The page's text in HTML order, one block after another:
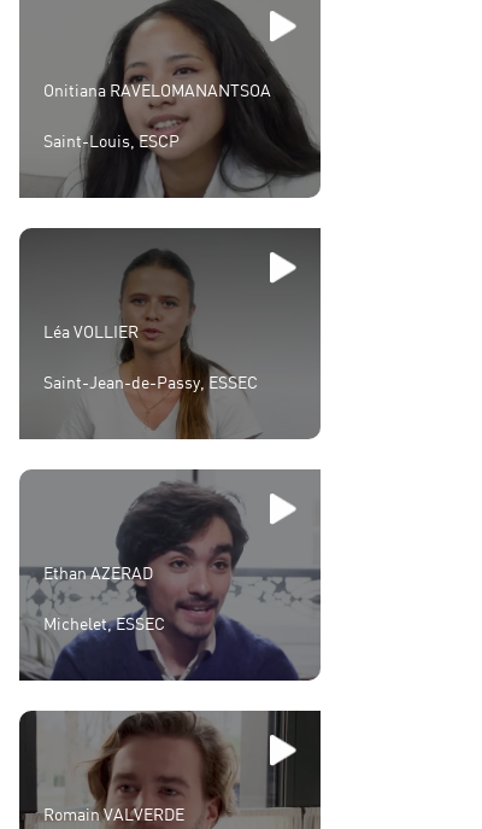
Onitiana RAVELOMANANTSOA
Saint-Louis, ESCP
Léa VOLLIER
Saint-Jean-de-Passy, ESSEC
Ethan AZERAD
Michelet, ESSEC
Romain VALVERDE